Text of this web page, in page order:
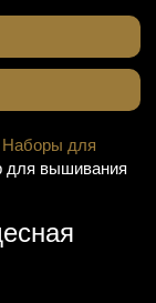
Наборы для
для вышивания